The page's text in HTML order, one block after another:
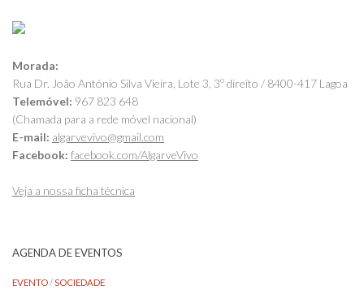
Morada:
Rua Dr. João António Silva Vieira, Lote 3, 3º direito / 8400-417 Lagoa
Telemóvel: 967 823 648
(Chamada para a rede móvel nacional)
E-mail: algarvevivo@gmail.com
Facebook: facebook.com/AlgarveVivo
Veja a nossa ficha técnica
AGENDA DE EVENTOS
EVENTO/SOCIEDADE